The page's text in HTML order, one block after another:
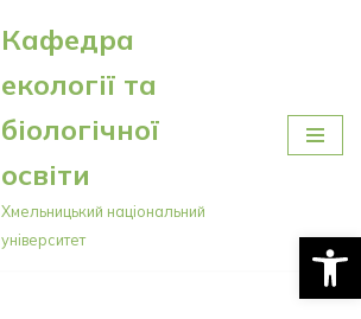
Кафедра
екології та
біологічної
освіти
Хмельницький національний
університет